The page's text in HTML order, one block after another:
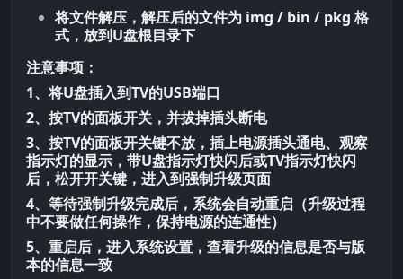
将文件解压，解压后的文件为 img / bin / pkg 格
式，放到U盘根目录下
注意事项：
1、将U盘插入到TV的USB端口
2、按TV的面板开关，并拔掉插头断电
3、按TV的面板开关键不放，插上电源插头通电、观察
指示灯的显示，带U盘指示灯快闪后或TV指示灯快闪
后，松开开关键，进入到强制升级页面
4、等待强制升级完成后，系统会自动重启（升级过程
中不要做任何操作，保持电源的连通性）
5、重启后，进入系统设置，查看升级的信息是否与版
本的信息一致